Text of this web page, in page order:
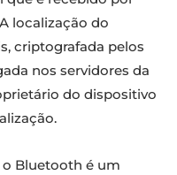
localização do
criptografada pelos
nos servidores da
do dispositivo
Bluetooth é um